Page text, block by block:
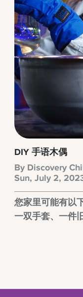
DIY 手语木偶
By Discovery
Sun, July 2,
您家里可能有以
一双手套、一件